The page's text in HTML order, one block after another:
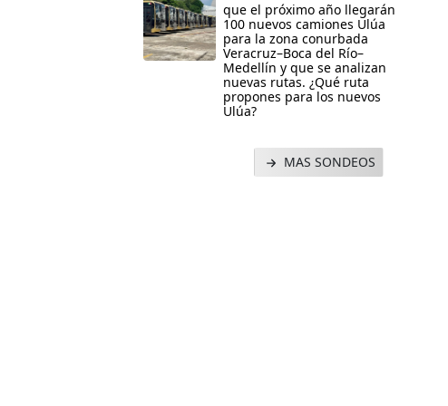
que el próximo año llegarán
100 nuevos camiones Ulúa
para la zona conurbada
Veracruz–Boca del Río–
Medellín y que se analizan
nuevas rutas. ¿Qué ruta
propones para los nuevos
Ulúa?
MAS SONDEOS